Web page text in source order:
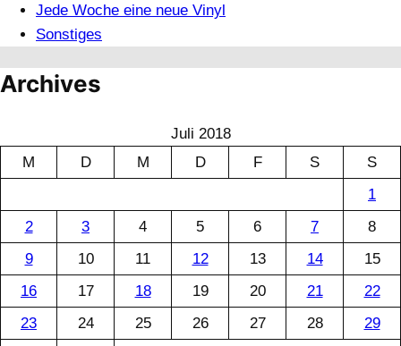
Jede Woche eine neue Vinyl
Sonstiges
Archives
Juli 2018
M
D M D F S
S
1
2
3 4 5 6 7
8
9
10 11 12 13 14
15
16
17 18 19 20 21
22
23
24 25 26 27 28
29